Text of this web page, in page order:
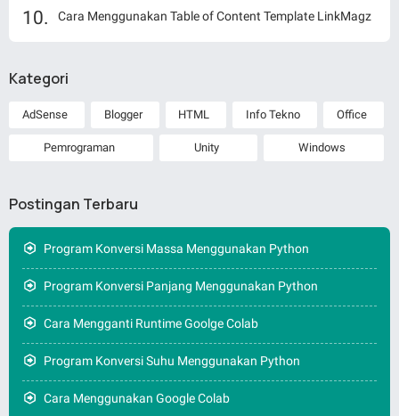
Cara Menggunakan Table of Content Template LinkMagz
Kategori
AdSense Blogger HTML Info Tekno Office
Pemrograman Unity Windows
Postingan Terbaru
Program Konversi Massa Menggunakan Python
Program Konversi Panjang Menggunakan Python
Cara Mengganti Runtime Goolge Colab
Program Konversi Suhu Menggunakan Python
Cara Menggunakan Google Colab